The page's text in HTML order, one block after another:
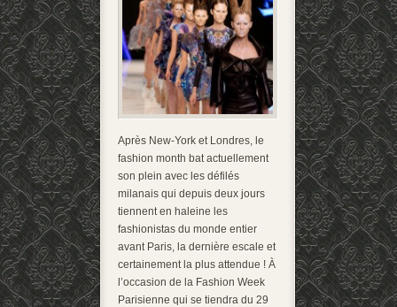
Après New-York et Londres, le
fashion month bat actuellement
son plein avec les défilés
milanais qui depuis deux jours
tiennent en haleine les
fashionistas du monde entier
avant Paris, la dernière escale et
certainement la plus attendue ! À
l’occasion de la Fashion Week
Parisienne qui se tiendra du 29